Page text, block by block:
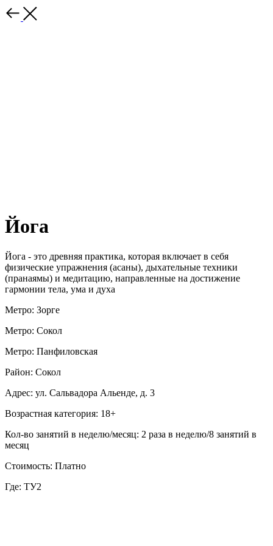
Йога
Йога - это древняя практика, которая включает в себя
физические упражнения (асаны), дыхательные техники
(пранаямы) и медитацию, направленные на достижение
гармонии тела, ума и духа
Метро: Зорге
Метро: Сокол
Метро: Панфиловская
Район: Сокол
Адрес: ул. Сальвадора Альенде, д. 3
Возрастная категория: 18+
Кол-во занятий в неделю/месяц: 2 раза в неделю/8 занятий в
месяц
Стоимость: Платно
Где: ТУ2